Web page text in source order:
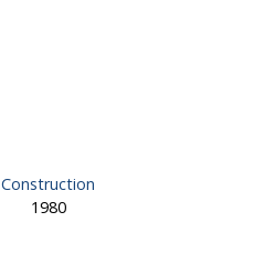
Construction
1980